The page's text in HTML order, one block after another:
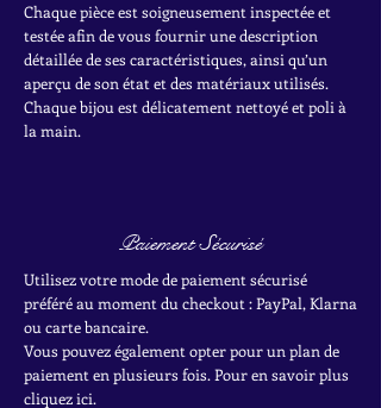
Chaque pièce est soigneusement inspectée et
testée afin de vous fournir une description
détaillée de ses caractéristiques, ainsi qu’un
aperçu de son état et des matériaux utilisés.
Chaque bijou est délicatement nettoyé et poli à
la main.
Paiement Sécurisé
Utilisez votre mode de paiement sécurisé
préféré au moment du checkout : PayPal, Klarna
ou carte bancaire.
Vous pouvez également opter pour un plan de
paiement en plusieurs fois. Pour en savoir plus
cliquez ici.